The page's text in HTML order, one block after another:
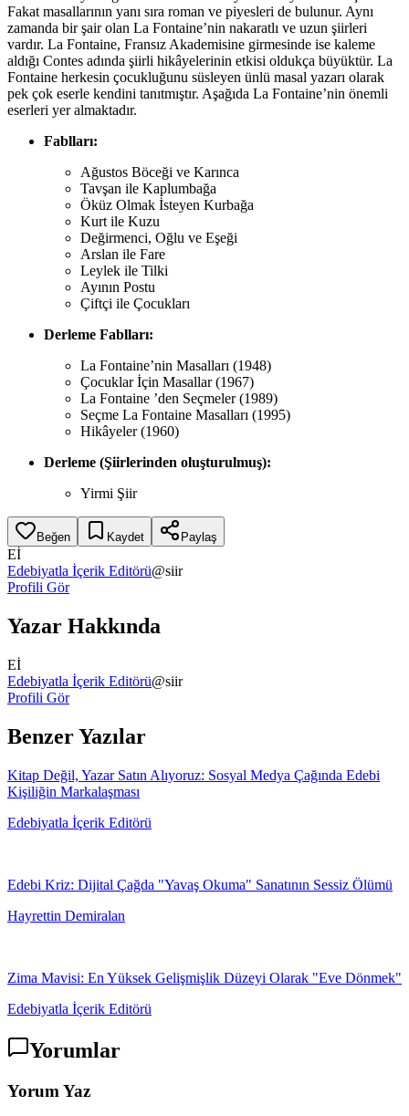
Fakat masallarının yanı sıra roman ve piyesleri de bulunur. Aynı
zamanda bir şair olan La Fontaine’nin nakaratlı ve uzun şiirleri
vardır. La Fontaine, Fransız Akademisine girmesinde ise kaleme
aldığı Contes adında şiirli hikâyelerinin etkisi oldukça büyüktür. La
Fontaine herkesin çocukluğunu süsleyen ünlü masal yazarı olarak
pek çok eserle kendini tanıtmıştır. Aşağıda La Fontaine’nin önemli
eserleri yer almaktadır.
Fablları:
Ağustos Böceği ve Karınca
Tavşan ile Kaplumbağa
Öküz Olmak İsteyen Kurbağa
Kurt ile Kuzu
Değirmenci, Oğlu ve Eşeği
Arslan ile Fare
Leylek ile Tilki
Ayının Postu
Çiftçi ile Çocukları
Derleme Fablları:
La Fontaine’nin Masalları (1948)
Çocuklar İçin Masallar (1967)
La Fontaine ’den Seçmeler (1989)
Seçme La Fontaine Masalları (1995)
Hikâyeler (1960)
Derleme (Şiirlerinden oluşturulmuş):
Yirmi Şiir
Beğen Kaydet Paylaş
Eİ
Edebiyatla İçerik Editörü@siir
Profili Gör
Yazar Hakkında
Eİ
Edebiyatla İçerik Editörü@siir
Profili Gör
Benzer Yazılar
Kitap Değil, Yazar Satın Alıyoruz: Sosyal Medya Çağında Edebi
Kişiliğin Markalaşması
Edebiyatla İçerik Editörü
Edebi Kriz: Dijital Çağda "Yavaş Okuma" Sanatının Sessiz Ölümü
Hayrettin Demiralan
Zima Mavisi: En Yüksek Gelişmişlik Düzeyi Olarak "Eve Dönmek"
Edebiyatla İçerik Editörü
Yorumlar
Yorum Yaz